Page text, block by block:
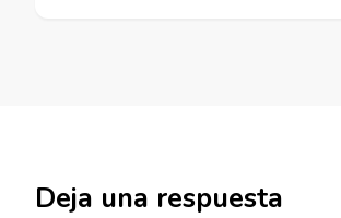
Deja una respuesta